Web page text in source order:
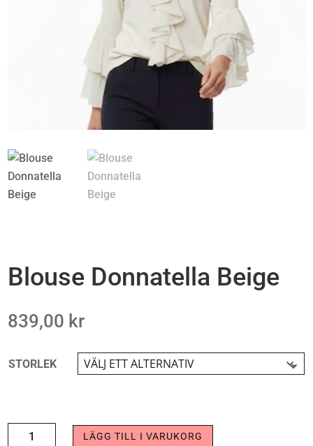
Blouse Donnatella Beige
839,00 kr
STORLEK
BLOUSE
LÄGG TILL I VARUKORG